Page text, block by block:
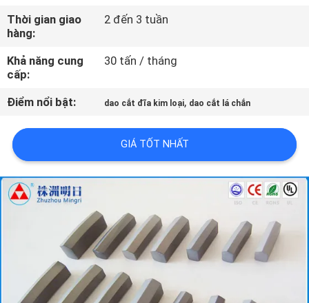
NHÀ
MÁY
KIỂM
SOÁT
CHẤT
LƯỢNG
LIÊN
CHÚNG
Thời gian giao
hàng:
2 đến 3 tuần
Khả năng cung
cấp:
30 tấn / tháng
Điểm nổi bật: dao cắt đĩa kim loại, dao cắt lá chắn
GIÁ TỐT NHẤT